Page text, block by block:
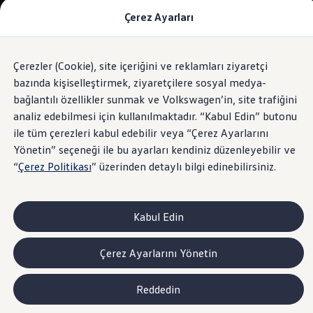
Çerez Ayarları
Çerezler (Cookie), site içeriğini ve reklamları ziyaretçi
bazında kişiselleştirmek, ziyaretçilere sosyal medya-
bağlantılı özellikler sunmak ve Volkswagen’in, site trafiğini
analiz edebilmesi için kullanılmaktadır. “Kabul Edin” butonu
ile tüm çerezleri kabul edebilir veya “Çerez Ayarlarını
Yönetin” seçeneği ile bu ayarları kendiniz düzenleyebilir ve
“Çerez Politikası” üzerinden detaylı bilgi edinebilirsiniz.
Kabul Edin
Çerez Ayarlarını Yönetin
Reddedin
Geri
Dönün
Skip
to
footer
Elektrikli Araçlar
Elektrikli Modeller
Satış Sonrası Hizmetler
Elektrikli Araçlar İçin Kullanım İpuçları
Elektrikli Araçların Periyodik Bakımı
ID. Teknolojisi ve Batarya
Rejeneratif Enerji
Batarya Sistemleri
Batarya Ömrü
Golf Yaz Fırsatları
vdf Klasik Kredi® Kampanyası
Servis Kampanyaları
Her Yaş Avantaj Kampanyası
sigortaladım.com Servis Kampanyası
Kredi Çözümleri
Kolay Açılır/Kapanır Bagaj Kapağı "Easy
Open/Close"
Kolay açılır,istediğinizde
kapanır.